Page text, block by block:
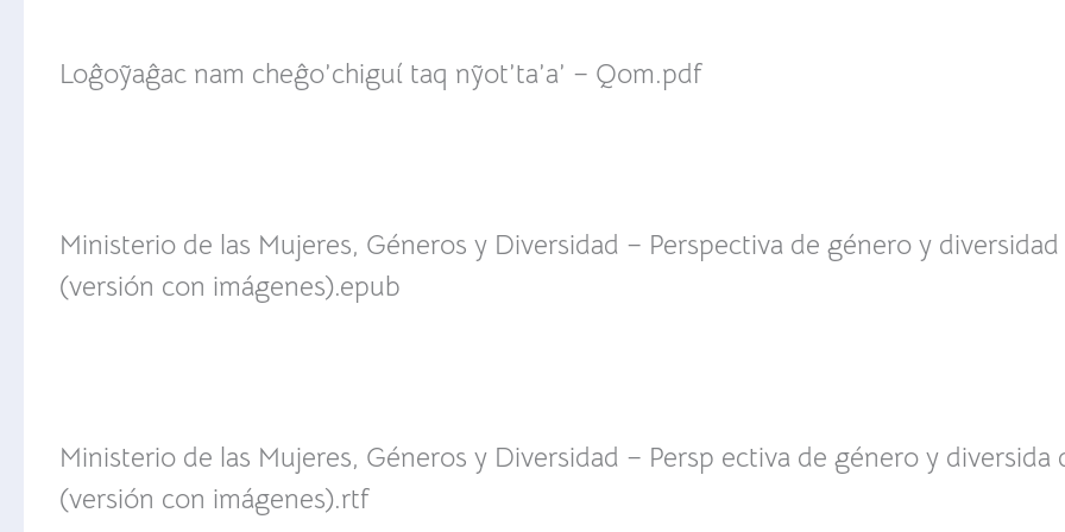
Loĝoỹaĝac nam cheĝo’chiguí taq nỹot’ta’a’ – Qom.pdf
Ministerio de las Mujeres, Géneros y Diversidad – Perspectiva de género y diversidad
(versión con imágenes).epub
Ministerio de las Mujeres, Géneros y Diversidad – Persp ectiva de género y diversida
(versión con imágenes).rtf